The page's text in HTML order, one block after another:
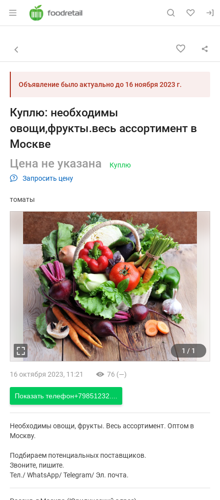
Раздел навигации по сайту
Объявление: Куплю:
Навигация и управление объявлением
Назад к списку объявлений
Объявление было актуально до 16 ноября 2023 г.
Куплю: необходимы
овощи,фрукты.весь ассортимент в
Москве
Цена не указана
Запросить цену
Куплю
томаты
1 / 1
16 октября 2023, 11:21 76 (—)
Показать телефон+79851232....
Необходимы овощи, фрукты. Весь ассортимент. Оптом в
Москву.
Подбираем потенциальных поставщиков.
Звоните, пишите.
Тел./ WhatsApp/ Telegram/ Эл. почта.